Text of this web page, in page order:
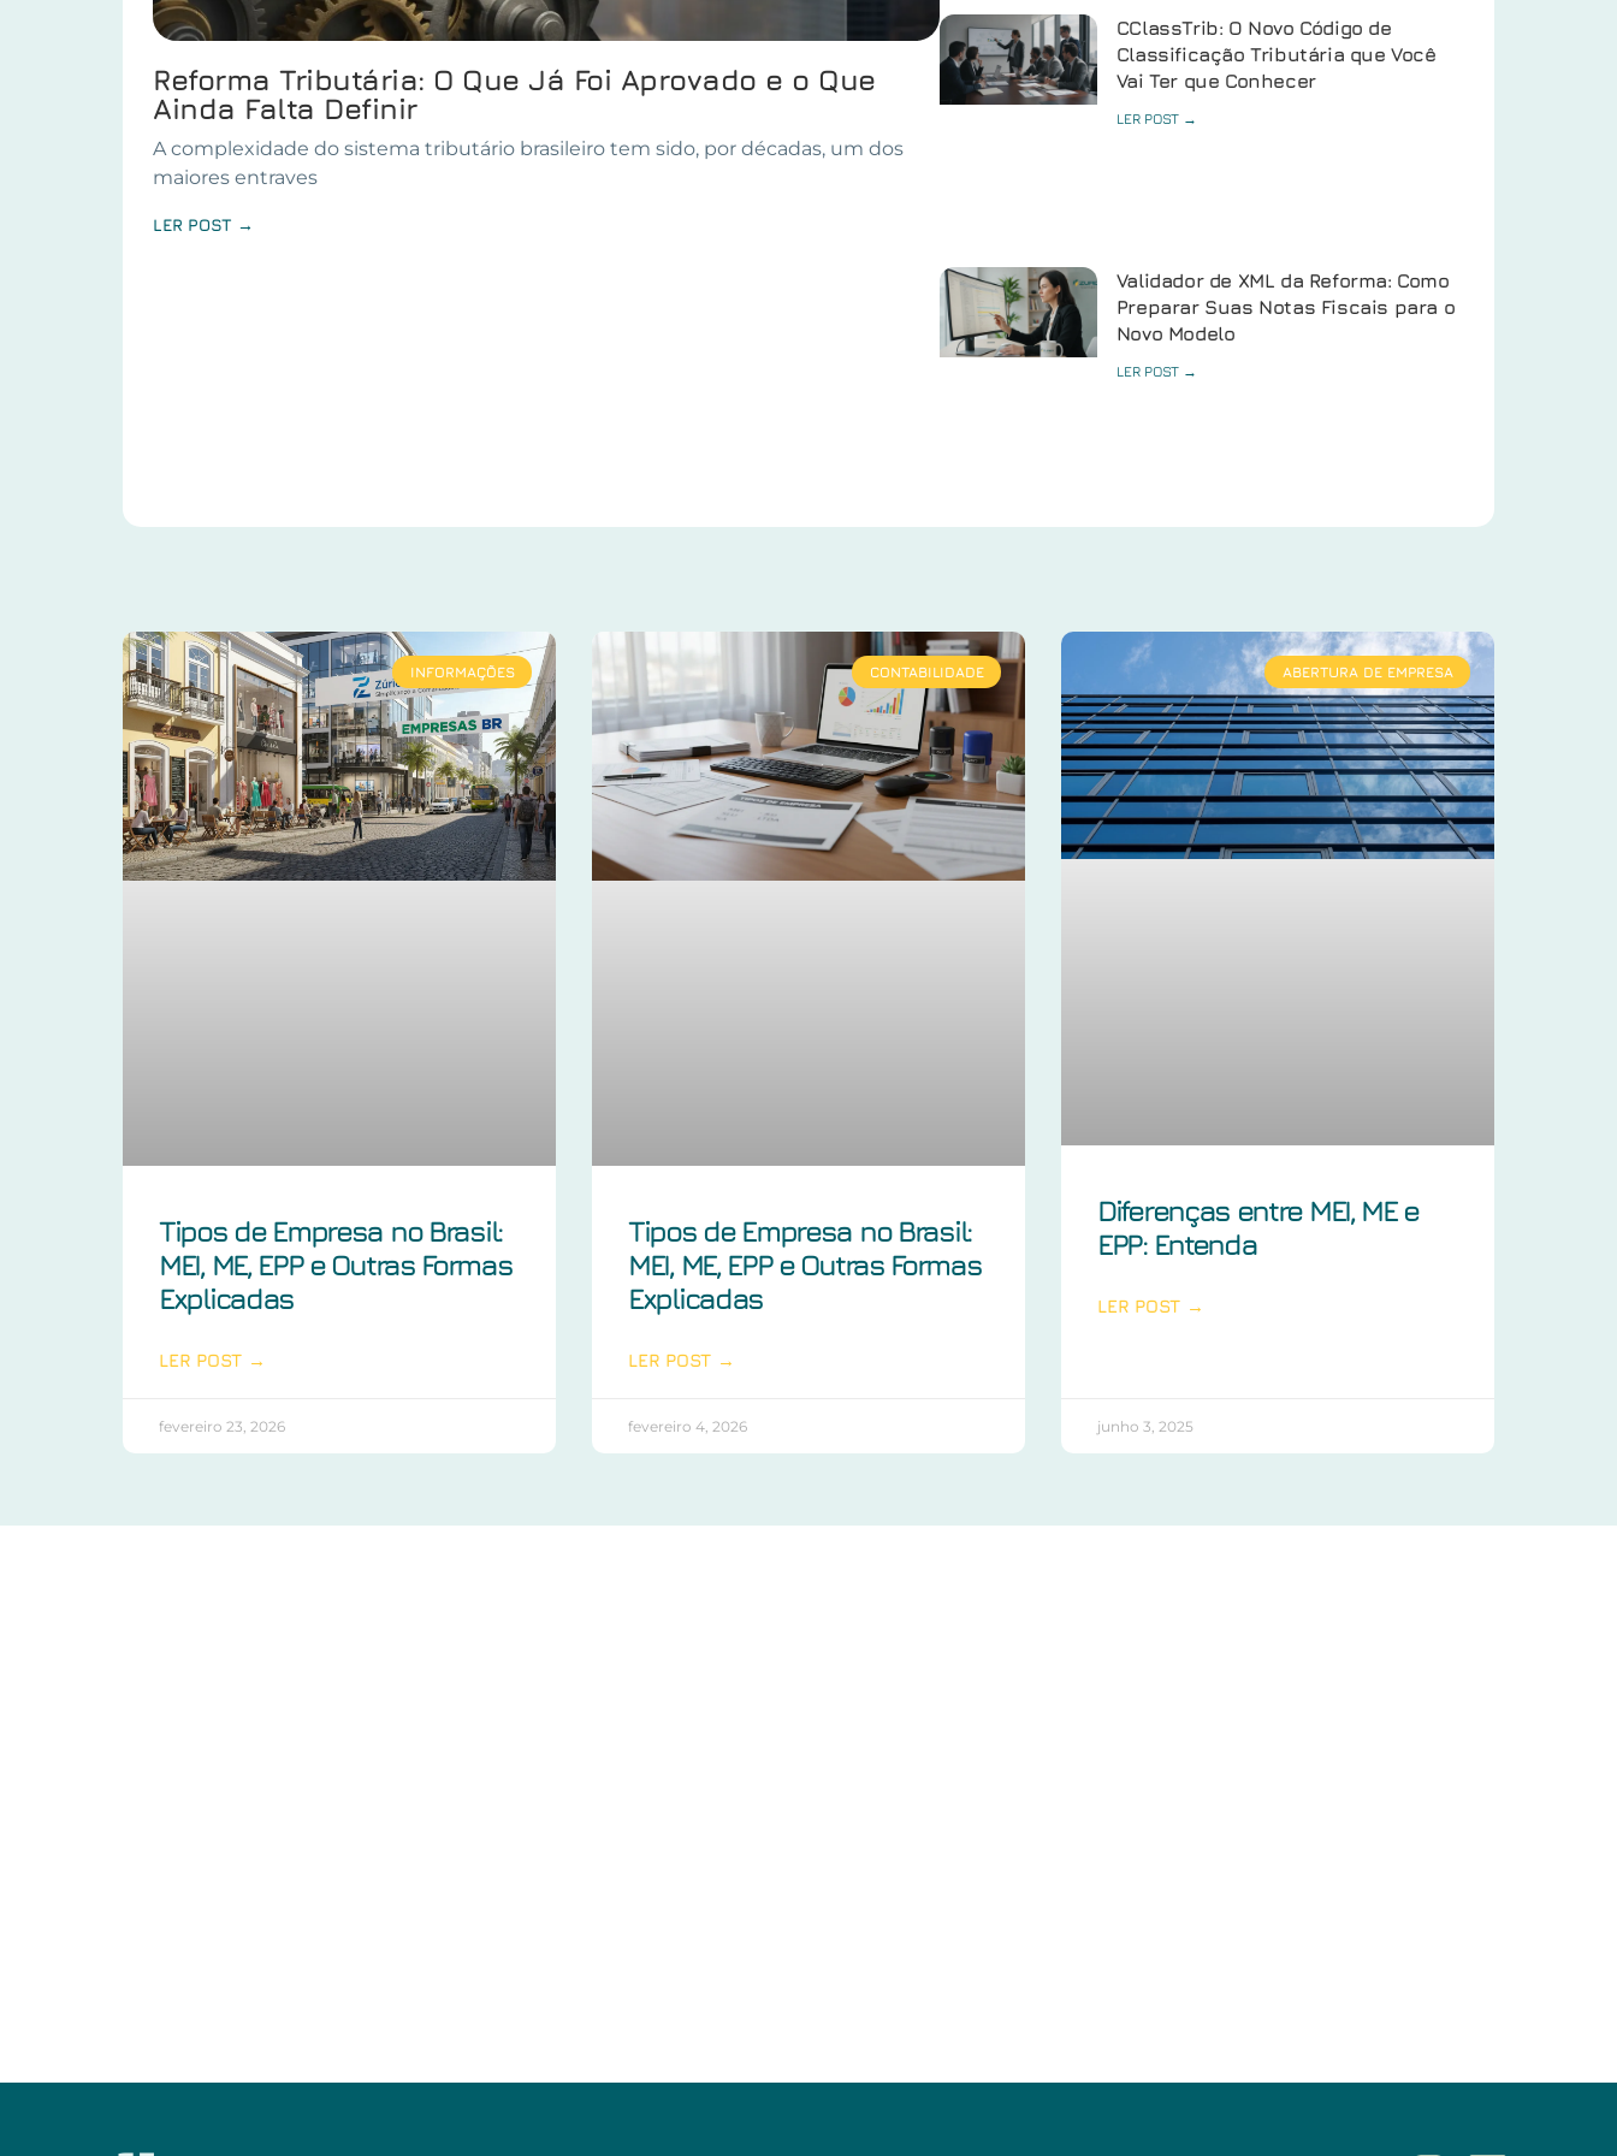
Reforma Tributária: O Que Já Foi Aprovado e o Que
Ainda Falta Definir
A complexidade do sistema tributário brasileiro tem sido, por décadas, um dos
maiores entraves
LER POST →
CClassTrib: O Novo Código de
Classificação Tributária que Você
Vai Ter que Conhecer
LER POST →
Validador de XML da Reforma: Como
Preparar Suas Notas Fiscais para o
Novo Modelo
LER POST →
INFORMAÇÕES
Tipos de Empresa no Brasil:
MEI, ME, EPP e Outras Formas
Explicadas
LER POST →
fevereiro 23, 2026
CONTABILIDADE
Tipos de Empresa no Brasil:
MEI, ME, EPP e Outras Formas
Explicadas
LER POST →
fevereiro 4, 2026
ABERTURA DE EMPRESA
Diferenças entre MEI, ME e
EPP: Entenda
LER POST →
junho 3, 2025